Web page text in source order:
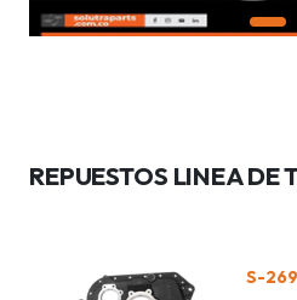
REPUESTOS LINEA DE
S-